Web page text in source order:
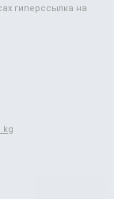
гиперссылка на